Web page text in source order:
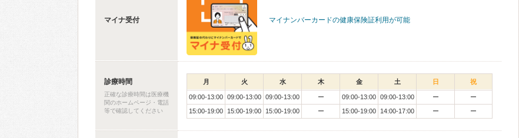
マイナ受付 マイナンバーカードの健康保険証利用が可能
診療時間
正確な診療時間は医療機
関のホームページ・電話
等で確認してください
月 火 水 木 金 土 日 祝
09:00-13:00 09:00-13:00 09:00-13:00 ー 09:00-13:00 09:00-13:00 ー
ー
15:00-19:00
15:00-19:00 15:00-19:00 ー 15:00-19:00 14:00-17:00 ー ー